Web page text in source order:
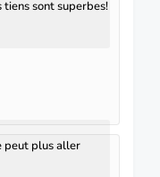
sont superbes!
peut plus aller